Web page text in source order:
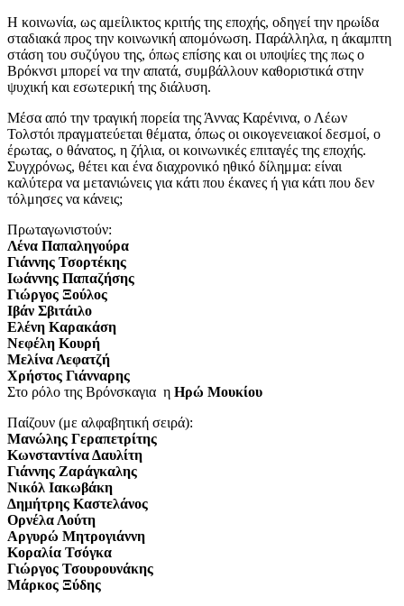
Η κοινωνία, ως αμείλικτος κριτής της εποχής, οδηγεί την ηρωίδα
σταδιακά προς την κοινωνική απομόνωση. Παράλληλα, η άκαμπτη
στάση του συζύγου της, όπως επίσης και οι υποψίες της πως ο
Βρόκνσι μπορεί να την απατά, συμβάλλουν καθοριστικά στην
ψυχική και εσωτερική της διάλυση.
Μέσα από την τραγική πορεία της Άννας Καρένινα, ο Λέων
Τολστόι πραγματεύεται θέματα, όπως οι οικογενειακοί δεσμοί, ο
έρωτας, ο θάνατος, η ζήλια, οι κοινωνικές επιταγές της εποχής.
Συγχρόνως, θέτει και ένα διαχρονικό ηθικό δίλημμα: είναι
καλύτερα να μετανιώνεις για κάτι που έκανες ή για κάτι που δεν
τόλμησες να κάνεις;
Πρωταγωνιστούν:
Λένα Παπαληγούρα
Γιάννης Τσορτέκης
Ιωάννης Παπαζήσης
Γιώργος Ξούλος
Ιβάν Σβιτάιλο
Ελένη Καρακάση
Νεφέλη Κουρή
Μελίνα Λεφατζή
Χρήστος Γιάνναρης
Στο ρόλο της Βρόνσκαγια η Ηρώ Μουκίου
Παίζουν (με αλφαβητική σειρά):
Μανώλης Γεραπετρίτης
Κωνσταντίνα Δαυλίτη
Γιάννης Ζαράγκαλης
Νικόλ Ιακωβάκη
Δημήτρης Καστελάνος
Ορνέλα Λούτη
Αργυρώ Μητρογιάννη
Κοραλία Τσόγκα
Γιώργος Τσουρουνάκης
Μάρκος Ξύδης